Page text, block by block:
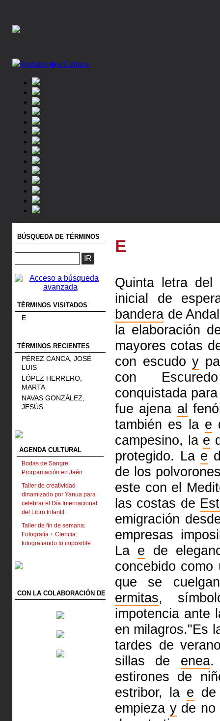
BÚSQUEDA DE TÉRMINOS
TÉRMINOS VISITADOS
E
TÉRMINOS RECIENTES
PÉREZ CANCA, JOSÉ
LUIS
LÓPEZ HERRERO,
MARTA
NAVAS GONZÁLEZ,
JESÚS
AGENDA CULTURAL
Bodas de Sangre:
Programación en Jaén
Taller de creatividad
dinamizado por Yanua para
celebrar el Día Internacional
del Libro Infantil
Taller de fin de semana:
Fotografía + Ciencia:
fotografiando lo imposible
CON LA COLABORACIÓN DE
E
Quinta letra
inicial de
bandera de
la elaboración
mayores cotas
con escudoy
con
conquistada
fue ajena al
también es la e
campesino, la e
protegido. La e
de los
este con el
las costas de
emigración
empresas
La e de
concebido
que se
ermitas,
impotencia ante
en milagros."Es
tardes de
sillas de enea.
estirones de
estribor, la e
empieza yde no